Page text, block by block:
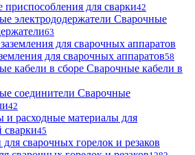
для сварки42
Сварочные
63
для сварочных аппаратов58
Сварочные кабели в
Сварочные
42
и расходные материалы для
сварки45